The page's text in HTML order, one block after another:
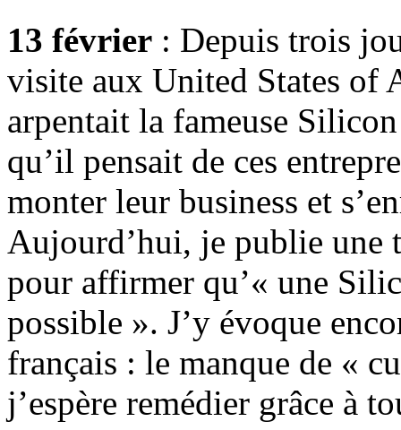
13 février : Depuis trois
visite aux United States of
arpentait la fameuse
qu’il pensait de ces
monter leur business et
Aujourd’hui, je publie une
pour affirmer qu’« une
possible ». J’y évoque
français : le manque de «
j’espère remédier grâce à